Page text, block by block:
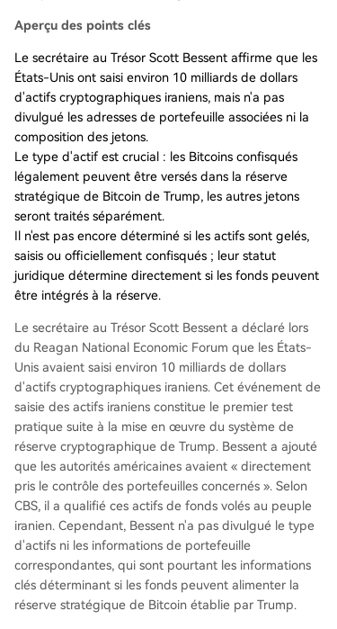
utres cryptomonnaies). Ainsi, seuls les bitcoins ira
niens ayant terminé le processus de confiscation
pourraient rejoindre la réserve stratégique. Cepe
ndant, la différence entre « gel » et « confiscatio
n » est essentielle. Par exemple, Tether a gelé 34
4 millions d’USDT sur des adresses liées à l’Iran s
ur demande des autorités, mais cela ne signifie
pas que les États-Unis en sont propriétaires. Un
e confiscation légale nécessite une procédure ju
diciaire aboutie. Sur les 1 milliard de dollars ann
oncés, seuls 344 millions d’USDT gelés sont confi
rmés publiquement ; les 656 millions restants et l
eur statut
Aperçu des points clés
Le secrétaire au Trésor Scott Bessent affirme que les
États-Unis ont saisi environ 10 milliards de dollars
d'actifs cryptographiques iraniens, mais n'a pas
divulgué les adresses de portefeuille associées ni la
composition des jetons.
Le type d'actif est crucial : les Bitcoins confisqués
légalement peuvent être versés dans la réserve
stratégique de Bitcoin de Trump, les autres jetons
seront traités séparément.
Il n'est pas encore déterminé si les actifs sont gelés,
saisis ou officiellement confisqués ; leur statut
juridique détermine directement si les fonds peuvent
être intégrés à la réserve.
Le secrétaire au Trésor Scott Bessent a déclaré lors
du Reagan National Economic Forum que les États-
Unis avaient saisi environ 10 milliards de dollars
d'actifs cryptographiques iraniens. Cet événement de
saisie des actifs iraniens constitue le premier test
pratique suite à la mise en œuvre du système de
réserve cryptographique de Trump. Bessent a ajouté
que les autorités américaines avaient « directement
pris le contrôle des portefeuilles concernés ». Selon
CBS, il a qualifié ces actifs de fonds volés au peuple
iranien. Cependant, Bessent n'a pas divulgué le type
d'actifs ni les informations de portefeuille
correspondantes, qui sont pourtant les informations
clés déterminant si les fonds peuvent alimenter la
réserve stratégique de Bitcoin établie par Trump.